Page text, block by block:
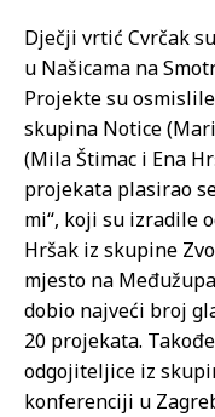
Dječji vrtić Cvrčak
u Našicama na
Projekte su
skupina Notice
(Mila Štimac i Ena
projekata plasirao
mi“, koji su izradile
Hršak iz skupine
mjesto na
dobio najveći broj
20 projekata.
odgojiteljice iz
konferenciji u